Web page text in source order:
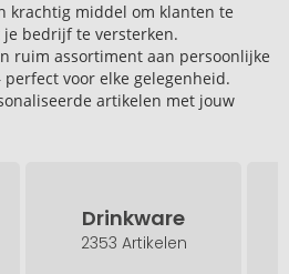
krachtig middel om klanten te
bedrijf te versterken.
ruim assortiment aan persoonlijke
voor elke gelegenheid.
artikelen met jouw
Drinkware
2353 Artikelen